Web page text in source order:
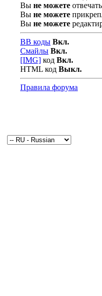
Вы не можете
Вы не можете
Вы не можете
BB коды Вкл.
Смайлы Вкл.
[IMG] код Вкл.
HTML код Выкл.
Правила форума